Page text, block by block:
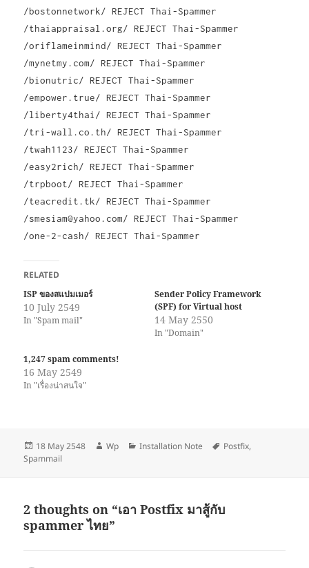
/bostonnetwork/ REJECT Thai-Spammer
/thaiappraisal.org/ REJECT Thai-Spammer
/oriflameinmind/ REJECT Thai-Spammer
/mynetmy.com/ REJECT Thai-Spammer
/bionutric/ REJECT Thai-Spammer
/empower.true/ REJECT Thai-Spammer
/liberty4thai/ REJECT Thai-Spammer
/tri-wall.co.th/ REJECT Thai-Spammer
/twah1123/ REJECT Thai-Spammer
/easy2rich/ REJECT Thai-Spammer
/trpboot/ REJECT Thai-Spammer
/teacredit.tk/ REJECT Thai-Spammer
/smesiam@yahoo.com/ REJECT Thai-Spammer
/one-2-cash/ REJECT Thai-Spammer
RELATED
ISP ของสแปมเมอร์
10 July 2549
In "Spam mail"
Sender Policy Framework
(SPF) for Virtual host
14 May 2550
In "Domain"
1,247 spam comments!
16 May 2549
In "เรื่องน่าสนใจ"
Posted
on
18 May 2548 Author
Wp Categories
Installation Note Tags
Postfix,
Spammail
2 thoughts on “เอา Postfix มาสู้กับ
spammer ไทย”